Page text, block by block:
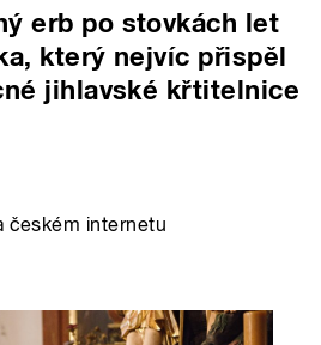
erb po stovkách let
který nejvíc přispěl
jihlavské křtitelnice
českém internetu